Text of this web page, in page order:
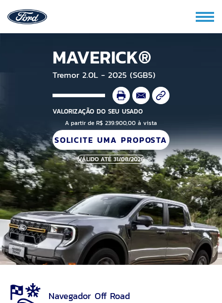
MAVERICK®
Tremor 2.0L - 2025 (SGB5)
VALORIZAÇÃO DO SEU USADO
A partir de R$ 239.900,00 à vista
SOLICITE UMA PROPOSTA
VÁLIDO ATÉ 31/08/2026
Navegador Off Road